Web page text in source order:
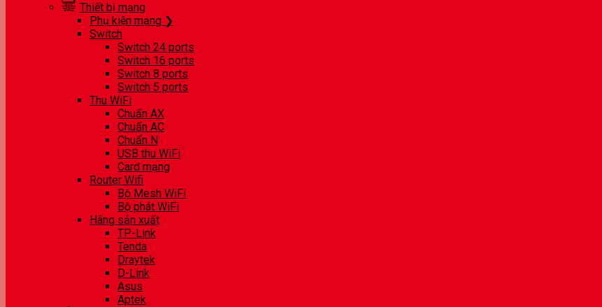
Thiết bị mạng
Phụ kiện mạng ❯
Switch
Switch 24 ports
Switch 16 ports
Switch 8 ports
Switch 5 ports
Thu WiFi
Chuẩn AX
Chuẩn AC
Chuẩn N
USB thu WiFi
Card mạng
Router Wifi
Bộ Mesh WiFi
Bộ phát WiFi
Hãng sản xuất
TP-Link
Tenda
Draytek
D-Link
Asus
Aptek